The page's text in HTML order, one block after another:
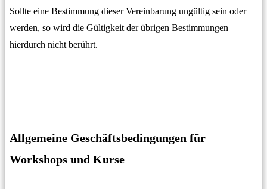
Sollte eine Bestimmung dieser Vereinbarung ungültig sein oder
werden, so wird die Gültigkeit der übrigen Bestimmungen
hierdurch nicht berührt.
Allgemeine Geschäftsbedingungen für
Workshops und Kurse